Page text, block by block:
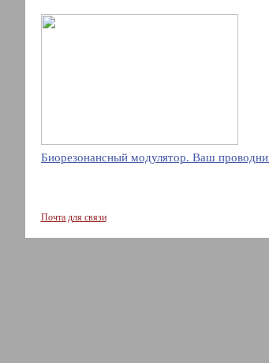
Биорезонансный модулятор. Ваш
Почта для связи